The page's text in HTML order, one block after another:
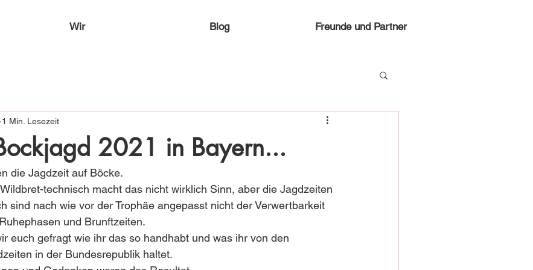
Wir Blog Freunde und Partner
2021 in Bayern...
1 Min. Lesezeit
die Jagdzeit auf Böcke.
technisch macht das nicht wirklich Sinn, aber die Jagdzeiten
sind nach wie vor der Trophäe angepasst nicht der Verwertbarkeit
und Brunftzeiten.
euch gefragt wie ihr das so handhabt und was ihr von den
in der Bundesrepublik haltet.